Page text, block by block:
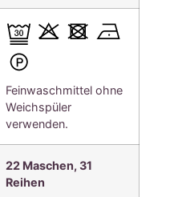
Feinwaschmittel ohne
Weichspüler
verwenden.
22 Maschen, 31
Reihen